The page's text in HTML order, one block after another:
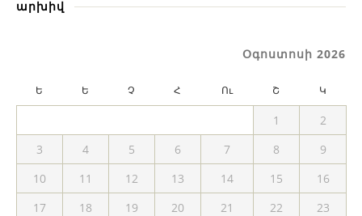
արխիվ
Օգոստոսի 2026
Ե Ե Չ Հ Ու Շ Կ
1
2
3
4 5 6 7 8
9
10
11 12 13 14 15
16
17
18 19 20 21 22
23